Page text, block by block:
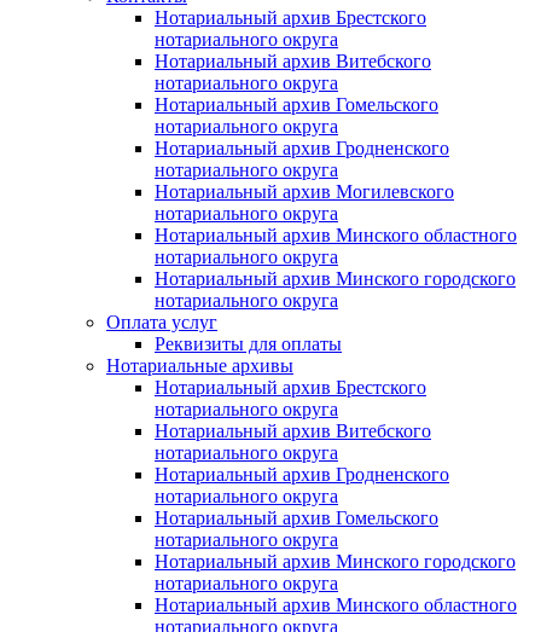
Нотариальный архив Брестского
нотариального округа
Нотариальный архив Витебского
нотариального округа
Нотариальный архив Гомельского
нотариального округа
Нотариальный архив Гродненского
нотариального округа
Нотариальный архив Могилевского
нотариального округа
Нотариальный архив Минского областного
нотариального округа
Нотариальный архив Минского городского
нотариального округа
Оплата услуг
Реквизиты для оплаты
Нотариальные архивы
Нотариальный архив Брестского
нотариального округа
Нотариальный архив Витебского
нотариального округа
Нотариальный архив Гродненского
нотариального округа
Нотариальный архив Гомельского
нотариального округа
Нотариальный архив Минского городского
нотариального округа
Нотариальный архив Минского областного
нотариального округа